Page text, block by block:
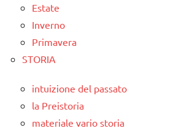
Estate
Inverno
Primavera
STORIA
intuizione del passato
la Preistoria
materiale vario storia